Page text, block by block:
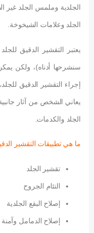
الجلدية وملمس الجلد غير
الجلد وعلامات الشيخوخة.
يعتبر التقشير الدقيق
سنشرحها أدناه)، ولكن يمكن
إجراء التقشير الدقيق
يعاني الشخص من آثار
الجلد والكدمات.
ما هي تطبيقات التقشير
تقشير الجلد
التئام الجروح
إصلاح البقع الجلدية
إصلاح الدمامل وآمنة